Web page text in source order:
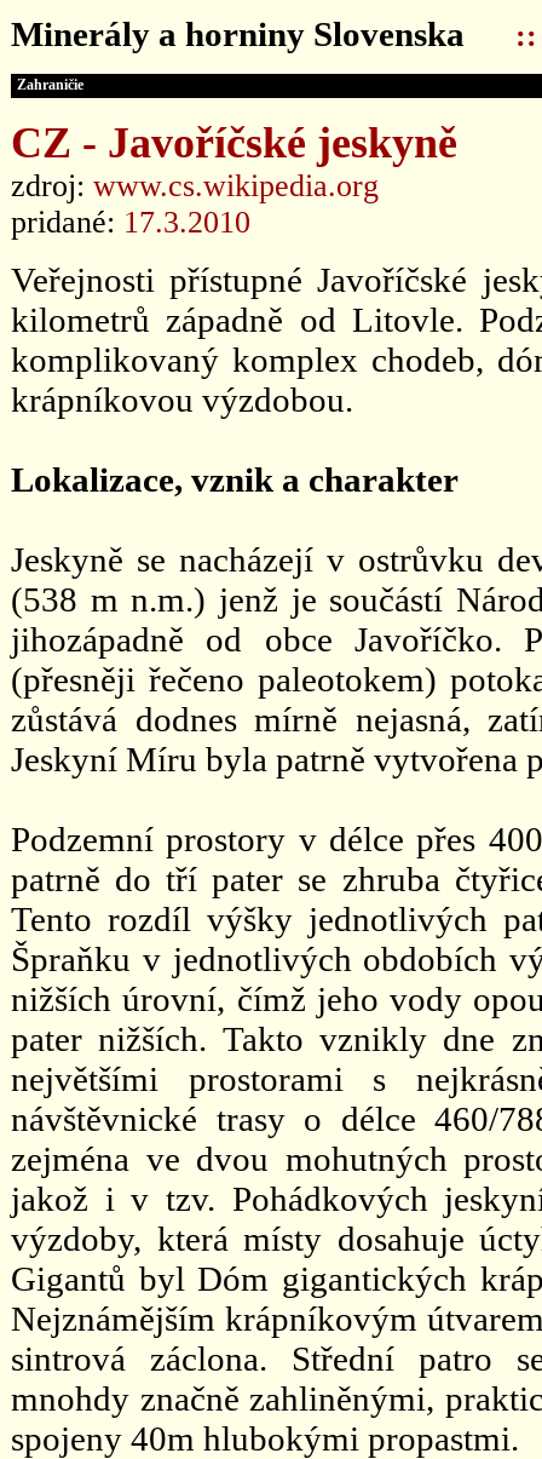
Minerály a horniny Slovenska ::
Zahraničie
CZ - Javoříčské jeskyně
zdroj: www.cs.wikipedia.org
pridané: 17.3.2010
Veřejnosti přístupné Javoříčské
kilometrů západně od Litovle.
komplikovaný komplex chodeb,
krápníkovou výzdobou.
Lokalizace, vznik a charakter
Jeskyně se nacházejí v ostrůvku
(538 m n.m.) jenž je součástí
jihozápadně od obce Javoříčko.
(přesněji řečeno paleotokem)
zůstává dodnes mírně nejasná,
Jeskyní Míru byla patrně vytvořena
Podzemní prostory v délce přes
patrně do tří pater se zhruba
Tento rozdíl výšky jednotlivých
Špraňku v jednotlivých obdobích
nižších úrovní, čímž jeho vody
pater nižších. Takto vznikly dne
největšími prostorami s
návštěvnické trasy o délce 460/
zejména ve dvou mohutných
jakož i v tzv. Pohádkových
výzdoby, která místy dosahuje
Gigantů byl Dóm gigantických
Nejznámějším krápníkovým
sintrová záclona. Střední patro
mnohdy značně zahliněnými,
spojeny 40m hlubokými propastmi.